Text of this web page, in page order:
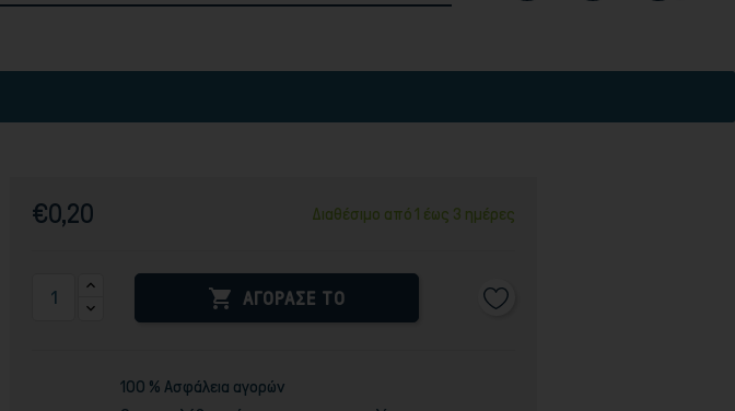
€0,20 Διαθέσιμο από 1 έως 3 ημέρες
 ΑΓΟΡΑΣΕ ΤΟ
100 % Ασφάλεια αγορών